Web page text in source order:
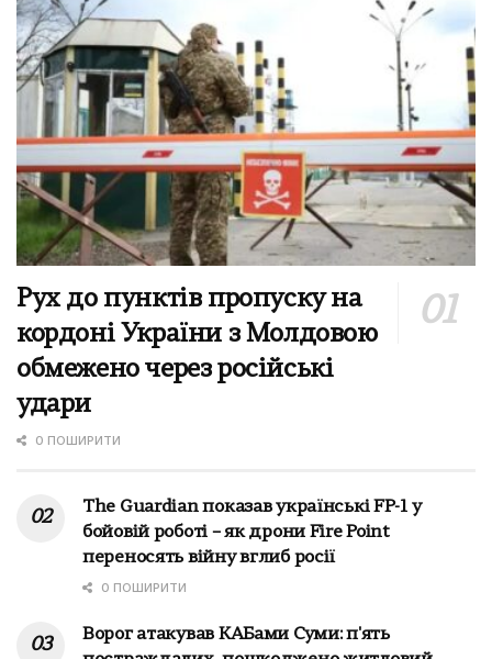
Рух до пунктів пропуску на
кордоні України з Молдовою
обмежено через російські
удари
0 ПОШИРИТИ
The Guardian показав українські FP-1 у
бойовій роботі – як дрони Fire Point
переносять війну вглиб росії
0 ПОШИРИТИ
Ворог атакував КАБами Суми: п'ять